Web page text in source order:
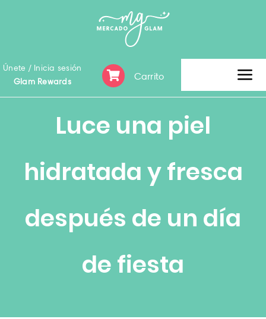
Únete / Inicia sesión
Glam Rewards
Carrito
Marca
Luce una piel
hidratada y fresca
después de un día
de fiesta